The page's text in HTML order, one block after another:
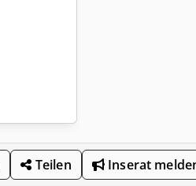
Teilen Inserat